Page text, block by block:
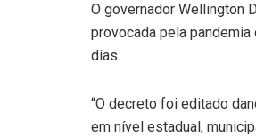
O governador Wellington
provocada pela pandemia
dias.
“O decreto foi editado
em nível estadual,